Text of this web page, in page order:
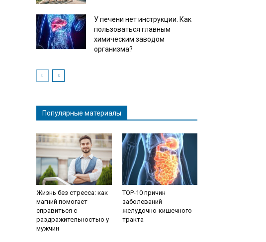
У печени нет инструкции. Как
пользоваться главным
химическим заводом
организма?
Популярные материалы
Жизнь без стресса: как
магний помогает
справиться с
раздражительностью у
мужчин
TOP-10 причин
заболеваний
желудочно-кишечного
тракта